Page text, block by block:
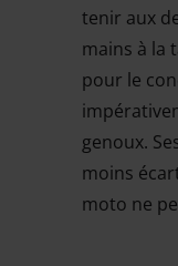
tenir aux
mains à la
pour le
genoux.
moins
moto ne